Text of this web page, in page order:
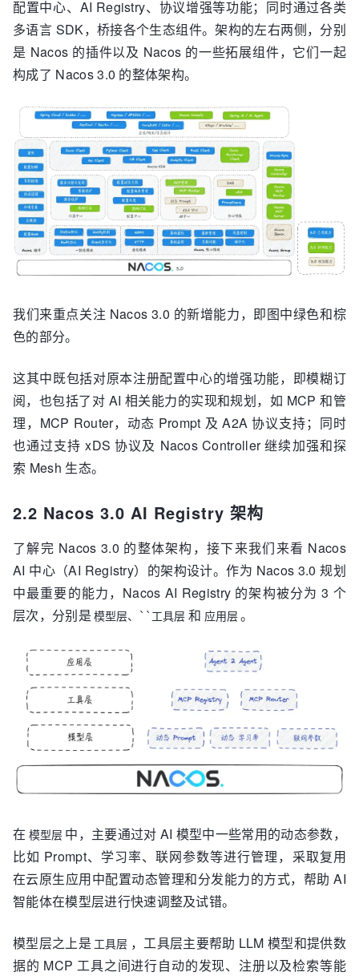
配置中心、AI Registry、协议增强等功能；同时通过各类
多语言 SDK，桥接各个生态组件。架构的左右两侧，分别
是 Nacos 的插件以及 Nacos 的一些拓展组件，它们一起
构成了 Nacos 3.0 的整体架构。
我们来重点关注 Nacos 3.0 的新增能力，即图中绿色和棕
色的部分。
这其中既包括对原本注册配置中心的增强功能，即模糊订
阅，也包括了对 AI 相关能力的实现和规划，如 MCP 和管
理，MCP Router，动态 Prompt 及 A2A 协议支持；同时
也通过支持 xDS 协议及 Nacos Controller 继续加强和探
索 Mesh 生态。
2.2 Nacos 3.0 AI Registry 架构
了解完 Nacos 3.0 的整体架构，接下来我们来看 Nacos
AI 中心（AI Registry）的架构设计。作为 Nacos 3.0 规划
中最重要的能力，Nacos AI Registry 的架构被分为 3 个
层次，分别是 模型层、``工具层 和 应用层 。
在 模型层 中，主要通过对 AI 模型中一些常用的动态参数，
比如 Prompt、学习率、联网参数等进行管理，采取复用
在云原生应用中配置动态管理和分发能力的方式，帮助 AI
智能体在模型层进行快速调整及试错。
模型层之上是 工具层 ，工具层主要帮助 LLM 模型和提供数
据的 MCP 工具之间进行自动的发现、注册以及检索等能